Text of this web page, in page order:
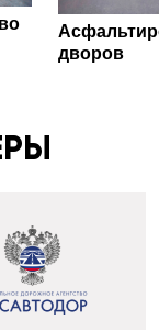
дворов